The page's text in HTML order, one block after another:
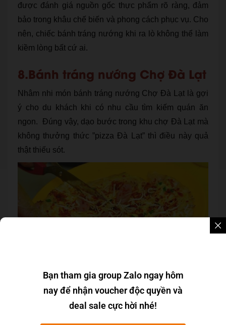
được đánh giá nguồn gốc thực phẩm rõ ràng, đảm
bảo trong khâu chế biến và phong cách phục vụ. Cho
nên, chiếc bánh tráng nướng khi ra lò không thể làm
kiềm lòng bất cứ ai.
8.Bánh tráng nướng Chợ Đà Lạt
Nhâm nhi món bánh tráng nướng Chợ Đà Lạt là gợi
ý cho du khách khi có nhu cầu tìm kiếm quán ăn
ngon. Đúng vậy, dạo bước trong khu chợ Đà Lạt mà
không thưởng thức ”pizza Đà Lạt” thì điều này quả
thật thiếu sót.
Theo thông tin cập nhật được thì cũng nhờ món ăn
vặt hấp dẫn này mà Đà Lạt níu chân biết bao du
khách. Chiều tà buông xuống, dưới tiết trời se lạnh,
Bạn tham gia group Zalo ngay hôm
nay để nhận voucher độc quyền và
deal sale cực hời nhé!